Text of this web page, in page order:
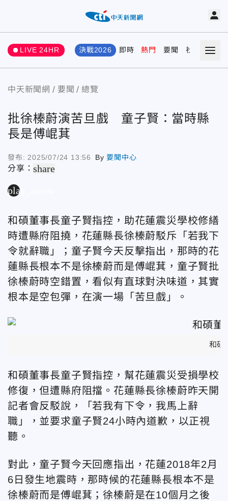
LIVE 24HR 決戰2026 即時 熱門 要聞 社會 娛樂
中天新聞網 要聞 總覽
批徐榛蔚演苦旦戲 童子賢：當時縣
長是傅崐萁
發布: 2025/07/24 13:56 By要聞中心
分享：share
play_arrow
和碩董事長童子賢指控，助花蓮震災學校修繕
時遭縣府阻撓，花蓮縣長徐榛蔚駁斥「若我下
令就辭職」；童子賢今天反擊指出，那時的花
蓮縣長根本不是徐榛蔚而是傅崐萁，童子賢批
徐榛蔚時空錯置，看似有直球對決味道，其實
根本是空包彈，在演一場「苦旦戲」。
和碩
和碩董事長童子賢指控，幫花蓮震災受損學校
修復，但遭縣府阻擋。花蓮縣長徐榛蔚昨天開
記者會反駁說，「若我有下令，我馬上辭
職」，並要求童子賢24小時內道歉，以正視
聽。
對此，童子賢今天回應指出，花蓮2018年2月
6日發生地震時，那時候的花蓮縣長根本不是
徐榛蔚而是傅崐萁；徐榛蔚是在10個月之後